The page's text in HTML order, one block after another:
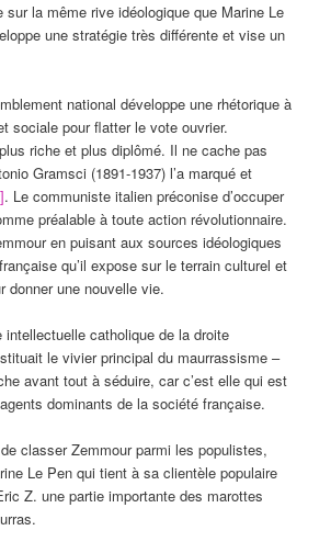
sur la même rive idéologique que Marine Le
une stratégie très différente et vise un
national développe une rhétorique à
sociale pour flatter le vote ouvrier.
riche et plus diplômé. Il ne cache pas
Gramsci (1891-1937) l’a marqué et
. Le communiste italien préconise d’occuper
préalable à toute action révolutionnaire.
en puisant aux sources idéologiques
qu’il expose sur le terrain culturel et
donner une nouvelle vie.
intellectuelle catholique de la droite
le vivier principal du maurrassisme –
avant tout à séduire, car c’est elle qui est
dominants de la société française.
classer Zemmour parmi les populistes,
Le Pen qui tient à sa clientèle populaire
Z. une partie importante des marottes